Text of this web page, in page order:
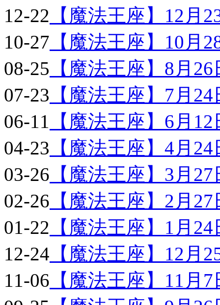
12-22 【魔法王座】12月
10-27 【魔法王座】10月
08-25 【魔法王座】8月
07-23 【魔法王座】7月
06-11 【魔法王座】6月
04-23 【魔法王座】4月
03-26 【魔法王座】3月
02-26 【魔法王座】2月
01-22 【魔法王座】1月
12-24 【魔法王座】12月
11-06 【魔法王座】11月